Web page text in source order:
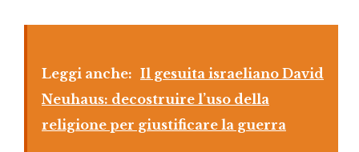
Leggi anche: Il gesuita israeliano David
Neuhaus: decostruire l’uso della
religione per giustificare la guerra